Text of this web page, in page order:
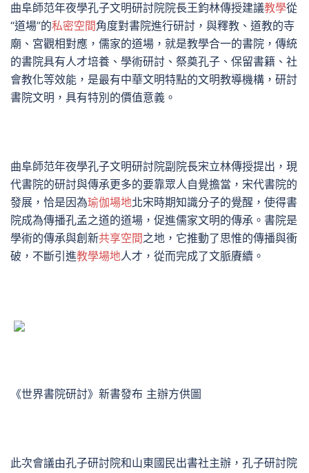
曲阜師范年夜學孔子文明研討院院長王鈞林傳授建議教學從
“道場”的私密空間角度對書院進行研討，與釋教、道教的寺
廟、宮觀相對應，儒家的道場，就是教學合一的書院，傳統
的書院具有人才培養、學術研討、祭奠孔子、保留書籍、社
會教化等效能，是最有中華文明特點的文明教導機構，研討
書院文明，具有特別的價值意義。
曲阜師范年夜學孔子文明研討院副院長宋立林傳授提出，現
代書院的研討與傳承更多的要靠眾人自覺擔當，宋代書院的
發展，恰是因為瑜伽場地北宋時期知識分子的覺醒，使得書
院成為傳播孔孟之道的道場，促進儒家文明的傳承。書院是
學術的傳承與創新共享空間之地，它推動了思惟的傳播與衝
破，不斷引進教學場地人才，從而完成了文脈賡續。
《世界書院研討》新書發布 主辦方供圖
此次會議由孔子研討院和山東國民出書社主辦，孔子研討院